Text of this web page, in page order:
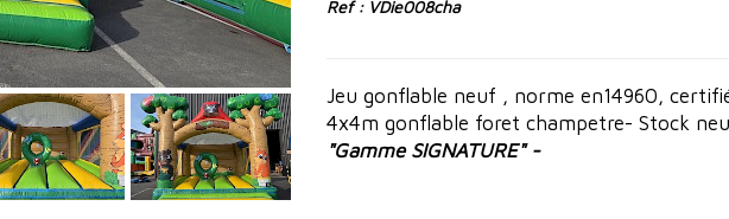
Ref : VDie008cha
Jeu gonflable neuf , norme en14960,
4x4m gonflable foret champetre- Stock
"Gamme SIGNATURE" -